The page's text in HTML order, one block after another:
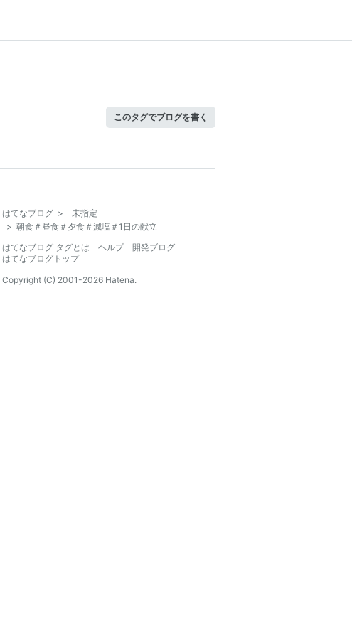
このタグでブログを書く
はてなブログ >
未指定
> 朝食＃昼食＃夕食＃減塩＃1日の献立
はてなブログ タグとは
ヘルプ
開発ブログ
はてなブログトップ
Copyright (C) 2001-2026 Hatena.